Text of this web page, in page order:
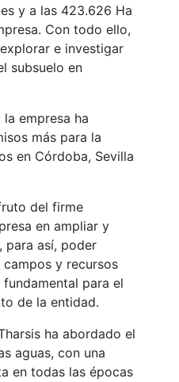
y a las 423.626 Ha
Con todo ello,
e investigar
subsuelo en
empresa ha
más para la
en Córdoba, Sevilla
del firme
en ampliar y
para así, poder
y recursos
para el
de la entidad.
ha abordado el
aguas, con una
en todas las épocas